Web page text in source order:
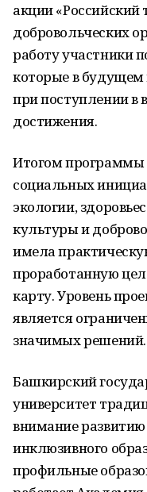
акции «Российский
добровольческих
работу участники
которые в
при поступлении в
достижения.
Итогом программы
социальных
экологии,
культуры и
имела
проработанную
карту. Уровень
является
значимых решений.
Башкирский
университет
внимание
инклюзивного
профильные